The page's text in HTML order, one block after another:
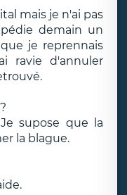
mais je n'ai pas
demain un
je reprennais
ravie d'annuler
supose que la
la blague.